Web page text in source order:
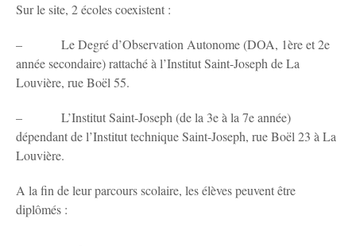
Sur le site, 2 écoles coexistent :
– Le Degré d’Observation Autonome (DOA, 1ère et 2e
année secondaire) rattaché à l’Institut Saint-Joseph de La
Louvière, rue Boël 55.
– L’Institut Saint-Joseph (de la 3e à la 7e année)
dépendant de l’Institut technique Saint-Joseph, rue Boël 23 à La
Louvière.
A la fin de leur parcours scolaire, les élèves peuvent être
diplômés :